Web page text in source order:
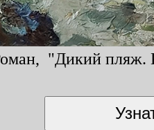
"Дикий пляж.